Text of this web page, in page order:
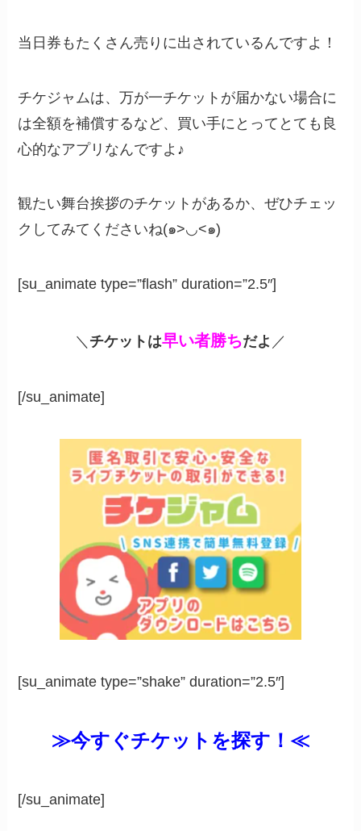
当日券もたくさん売りに出されているんですよ！
チケジャムは、万が一チケットが届かない場合に
は全額を補償するなど、買い手にとってとても良
心的なアプリなんですよ♪
観たい舞台挨拶のチケットがあるか、ぜひチェッ
クしてみてくださいね(๑>◡<๑)
[su_animate type=”flash” duration=”2.5″]
＼ チケットは早い者勝ちだよ ／
[/su_animate]
[su_animate type=”shake” duration=”2.5″]
≫今すぐチケットを探す！≪
[/su_animate]